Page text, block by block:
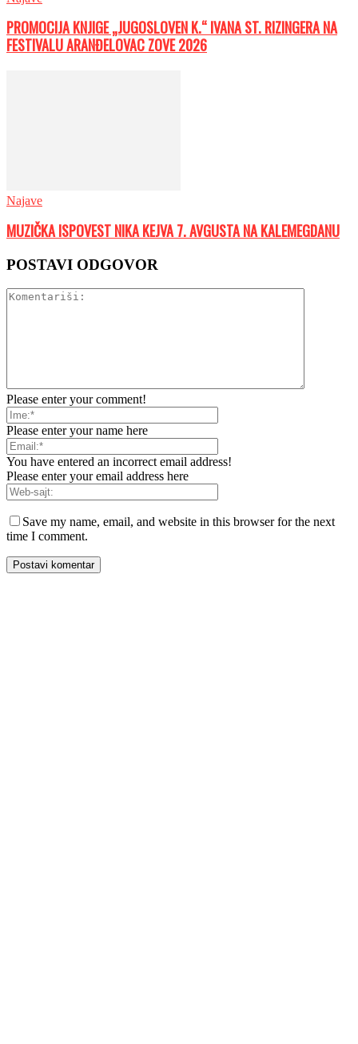
PROMOCIJA KNJIGE „JUGOSLOVEN K.“ IVANA ST. RIZINGERA NA
FESTIVALU ARANĐELOVAC ZOVE 2026
Najave
MUZIČKA ISPOVEST NIKA KEJVA 7. AVGUSTA NA KALEMEGDANU
POSTAVI ODGOVOR
Please enter your comment!
Please enter your name here
You have entered an incorrect email address!
Please enter your email address here
Save my name, email, and website in this browser for the next
time I comment.